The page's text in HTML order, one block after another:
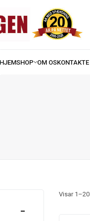
Visar 1 –20